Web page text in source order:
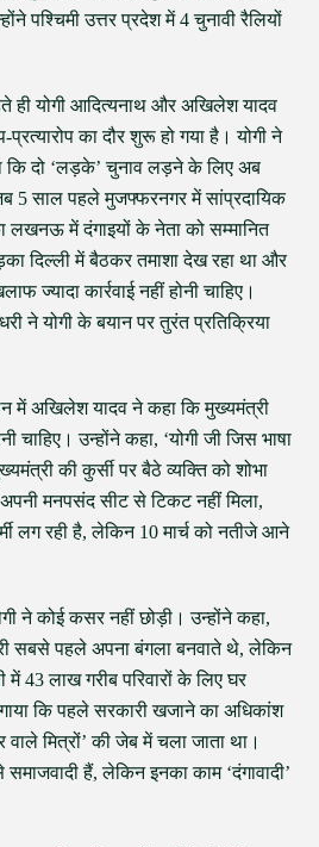
पश्चिमी उत्तर प्रदेश में 4 चुनावी रैलियों
ही योगी आदित्यनाथ और अखिलेश यादव
का दौर शुरू हो गया है। योगी ने
कि दो ‘लड़के’ चुनाव लड़ने के लिए अब
5 साल पहले मुजफ्फरनगर में सांप्रदायिक
में दंगाइयों के नेता को सम्मानित
दिल्ली में बैठकर तमाशा देख रहा था और
ज्यादा कार्रवाई नहीं होनी चाहिए।
ने योगी के बयान पर तुरंत प्रतिक्रिया
में अखिलेश यादव ने कहा कि मुख्यमंत्री
चाहिए। उन्होंने कहा, ‘योगी जी जिस भाषा
की कुर्सी पर बैठे व्यक्ति को शोभा
मनपसंद सीट से टिकट नहीं मिला,
लग रही है, लेकिन 10 मार्च को नतीजे आने
ने कोई कसर नहीं छोड़ी। उन्होंने कहा,
सबसे पहले अपना बंगला बनवाते थे, लेकिन
43 लाख गरीब परिवारों के लिए घर
कि पहले सरकारी खजाने का अधिकांश
मित्रों’ की जेब में चला जाता था।
हैं, लेकिन इनका काम ‘दंगावादी’